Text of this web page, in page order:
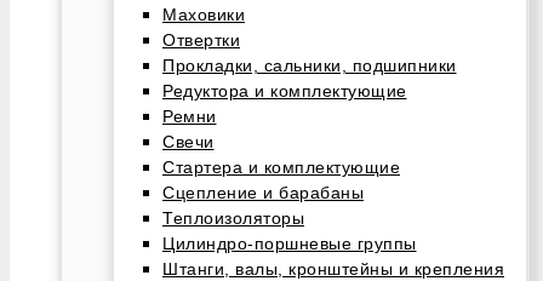
Маховики
Отвертки
Прокладки, сальники, подшипники
Редуктора и комплектующие
Ремни
Свечи
Стартера и комплектующие
Сцепление и барабаны
Теплоизоляторы
Цилиндро-поршневые группы
Штанги, валы, кронштейны и крепления